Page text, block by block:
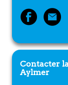
Contacter
Aylmer